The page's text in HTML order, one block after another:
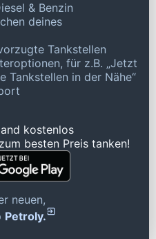
& Benzin
deines
Tankstellen
für z.B. „Jetzt
Tankstellen in der Nähe“
kostenlos
besten Preis tanken!
neuen,
Petroly.